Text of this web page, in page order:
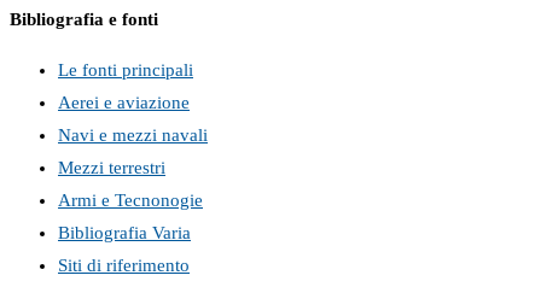
Bibliografia e fonti
Le fonti principali
Aerei e aviazione
Navi e mezzi navali
Mezzi terrestri
Armi e Tecnonogie
Bibliografia Varia
Siti di riferimento